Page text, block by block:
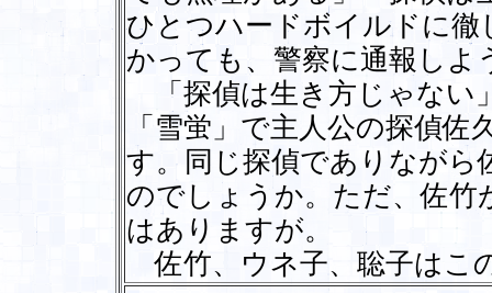
ひとつハードボイルドに
かっても、警察に通報しよ
「探偵は生き方じゃない
「雪蛍」で主人公の探偵
す。同じ探偵でありながら
のでしょうか。ただ、佐
はありますが。
佐竹、ウネ子、聡子はこ